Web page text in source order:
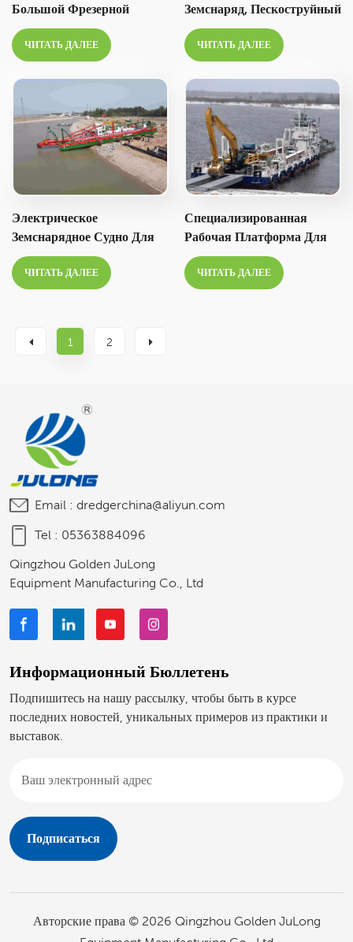
Большой Фрезерной
Головкой И
Производительностью
8000 М³/ч Предназначен
Для Дноуглубительных
Работ На Море, Реках,
Озерах И Добычи
Полезных Ископаемых.
ЧИТАТЬ ДАЛЕЕ
Земснаряд, Пескоструйный
Аппарат, Всасывающий
Земснаряд Для Более
Глубокого Дноуглубления.
ЧИТАТЬ ДАЛЕЕ
Электрическое
Земснарядное Судно Для
Добычи Песка, Фрезерно-
Всасывающее
Земснарядное Судно Для
На Озере Ривер-Лейк.
ЧИТАТЬ ДАЛЕЕ
Специализированная
Рабочая Платформа Для
Экскаватора-Погрузчика.
ЧИТАТЬ ДАЛЕЕ
1 2
Email : dredgerchina@aliyun.com
Tel : 05363884096
Qingzhou Golden JuLong
Equipment Manufacturing Co., Ltd
Информационный Бюллетень
Подпишитесь на нашу рассылку, чтобы быть в курсе
последних новостей, уникальных примеров из практики и
выставок.
Авторские права © 2026 Qingzhou Golden JuLong